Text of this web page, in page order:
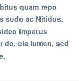
quam repo
sudo ac Nitidus.
impetus
do, eia lumen, sed